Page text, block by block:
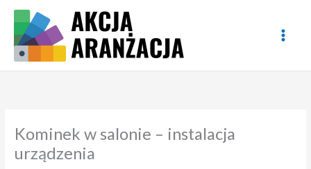
treści
Kominek w salonie – instalacja
urządzenia